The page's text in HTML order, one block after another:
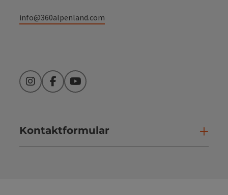
info@360alpenland.com
InstagramFacebookYouTube
Kontaktformular